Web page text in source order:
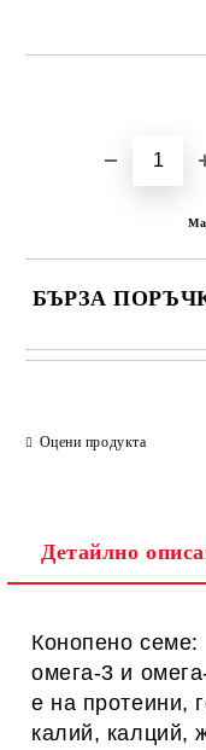
БЪРЗА
Ние ще се свържем с
Оцени продукта
Детайлно
Конопено
омега-3 и
е на протеини,
калий, калций,